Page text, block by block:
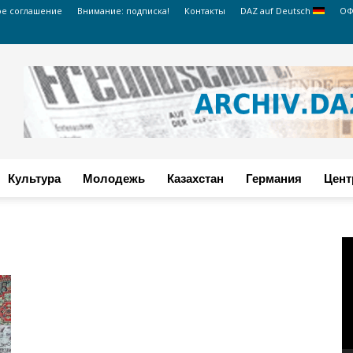
соглашение Внимание: подписка! Контакты DAZ auf Deutsch
Культура Молодежь Казахстан Германия